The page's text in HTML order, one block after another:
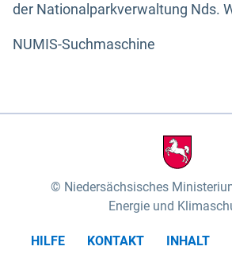
der Nationalparkverwaltung Nds.
NUMIS-Suchmaschine
Niedersächsisches
Energie und
HILFE KONTAKT INHALT